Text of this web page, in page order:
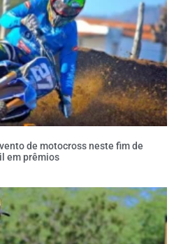
de motocross neste fim de
em prêmios